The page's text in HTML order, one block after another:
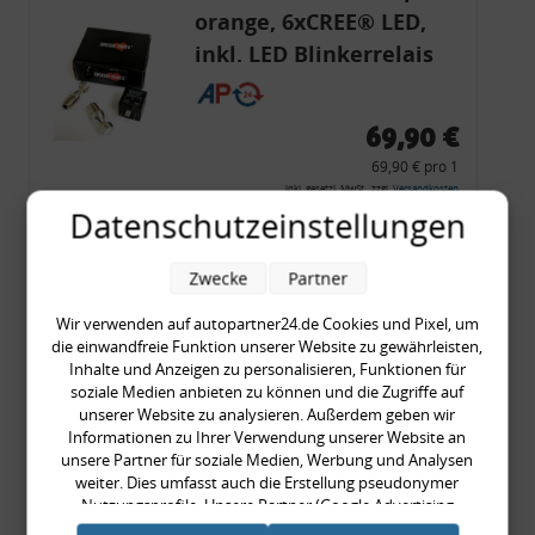
orange, 6xCREE® LED,
inkl. LED Blinkerrelais
CF 14
69,90 €
69,90 € pro 1
inkl. gesetzl. MwSt., zzgl.Versandkosten
Merkzettel
Zum Artikel
Rückleuchtenband mit
Blinker, rot, US-Ecken,
Audi 80 Cabrio, Typ 89,
OE-Nr.: 8G0945225 +
8G0945225C
999,99 €
Datenschutzeinstellungen
Wir verwenden auf autopartner24.de Cookies und Pixel, um
die einwandfreie Funktion unserer Website zu gewährleisten,
Inhalte und Anzeigen zu personalisieren, Funktionen für
soziale Medien anbieten zu können und die Zugriffe auf
unserer Website zu analysieren. Außerdem geben wir
Informationen zu Ihrer Verwendung unserer Website an
unsere Partner für soziale Medien, Werbung und Analysen
weiter. Dies umfasst auch die Erstellung pseudonymer
Nutzungsprofile. Unsere Partner (Google Advertising
Products) führen diese Informationen möglicherweise mit
Zwecke Partner